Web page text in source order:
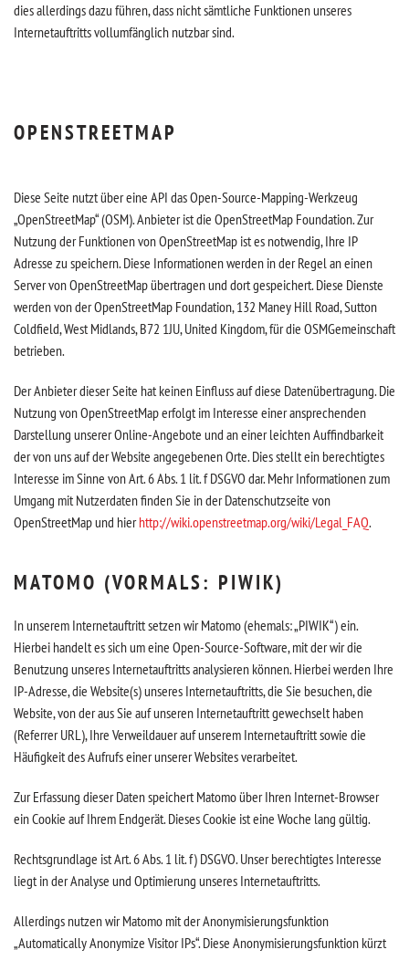
dies allerdings dazu führen, dass nicht sämtliche Funktionen unseres
Internetauftritts vollumfänglich nutzbar sind.
OPENSTREETMAP
Diese Seite nutzt über eine API das Open-Source-Mapping-Werkzeug
„OpenStreetMap“ (OSM). Anbieter ist die OpenStreetMap Foundation. Zur
Nutzung der Funktionen von OpenStreetMap ist es notwendig, Ihre IP
Adresse zu speichern. Diese Informationen werden in der Regel an einen
Server von OpenStreetMap übertragen und dort gespeichert. Diese Dienste
werden von der OpenStreetMap Foundation, 132 Maney Hill Road, Sutton
Cold­field, West Midlands, B72 1JU, United Kingdom, für die OSM­Gemeinschaft
betrieben.
Der Anbieter dieser Seite hat keinen Einfluss auf diese Datenübertragung. Die
Nutzung von OpenStreetMap erfolgt im Interesse einer ansprechenden
Darstellung unserer Online-Angebote und an einer leichten Auffindbarkeit
der von uns auf der Website angegebenen Orte. Dies stellt ein berechtigtes
Interesse im Sinne von Art. 6 Abs. 1 lit. f DSGVO dar. Mehr Informationen zum
Umgang mit Nutzerdaten finden Sie in der Datenschutzseite von
OpenStreetMap und hierhttp://wiki.openstreetmap.org/wiki/Legal_FAQ.
MATOMO (VORMALS: PIWIK)
In unserem Internetauftritt setzen wir Matomo (ehemals: „PIWIK“) ein.
Hierbei handelt es sich um eine Open-Source-Software, mit der wir die
Benutzung unseres Internetauftritts analysieren können. Hierbei werden Ihre
IP-Adresse, die Website(s) unseres Internetauftritts, die Sie besuchen, die
Website, von der aus Sie auf unseren Internetauftritt gewechselt haben
(Referrer URL), Ihre Verweildauer auf unserem Internetauftritt sowie die
Häufigkeit des Aufrufs einer unserer Websites verarbeitet.
Zur Erfassung dieser Daten speichert Matomo über Ihren Internet-Browser
ein Cookie auf Ihrem Endgerät. Dieses Cookie ist eine Woche lang gültig.
Rechtsgrundlage ist Art. 6 Abs. 1 lit. f) DSGVO. Unser berechtigtes Interesse
liegt in der Analyse und Optimierung unseres Internetauftritts.
Allerdings nutzen wir Matomo mit der Anonymisierungsfunktion
„Automatically Anonymize Visitor IPs“. Diese Anonymisierungsfunktion kürzt